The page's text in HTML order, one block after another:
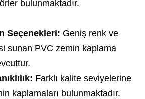
bulunmaktadır.
Seçenekleri: Geniş renk ve
sunan PVC zemin kaplama
Farklı kalite seviyelerine
kaplamaları bulunmaktadır.